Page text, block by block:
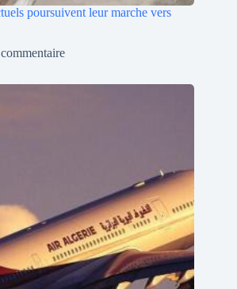
poursuivent leur marche vers